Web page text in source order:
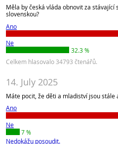
Měla by česká vláda obnovit za
slovenskou?
Ano
Ne
32.3 %
Celkem hlasovalo 34793 čtenářů.
14. July 2025
Máte pocit, že děti a mladiství jsou stále
Ano
Ne
7 %
Nedokážu posoudit.